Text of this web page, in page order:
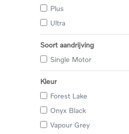
Plus
Ultra
Soort aandrijving
Single Motor
Kleur
Forest Lake
Onyx Black
Vapour Grey